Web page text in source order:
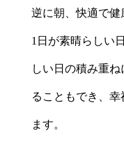
逆に朝、快適で健
1日が素晴らしい
しい日の積み重
ることもでき、
ます。